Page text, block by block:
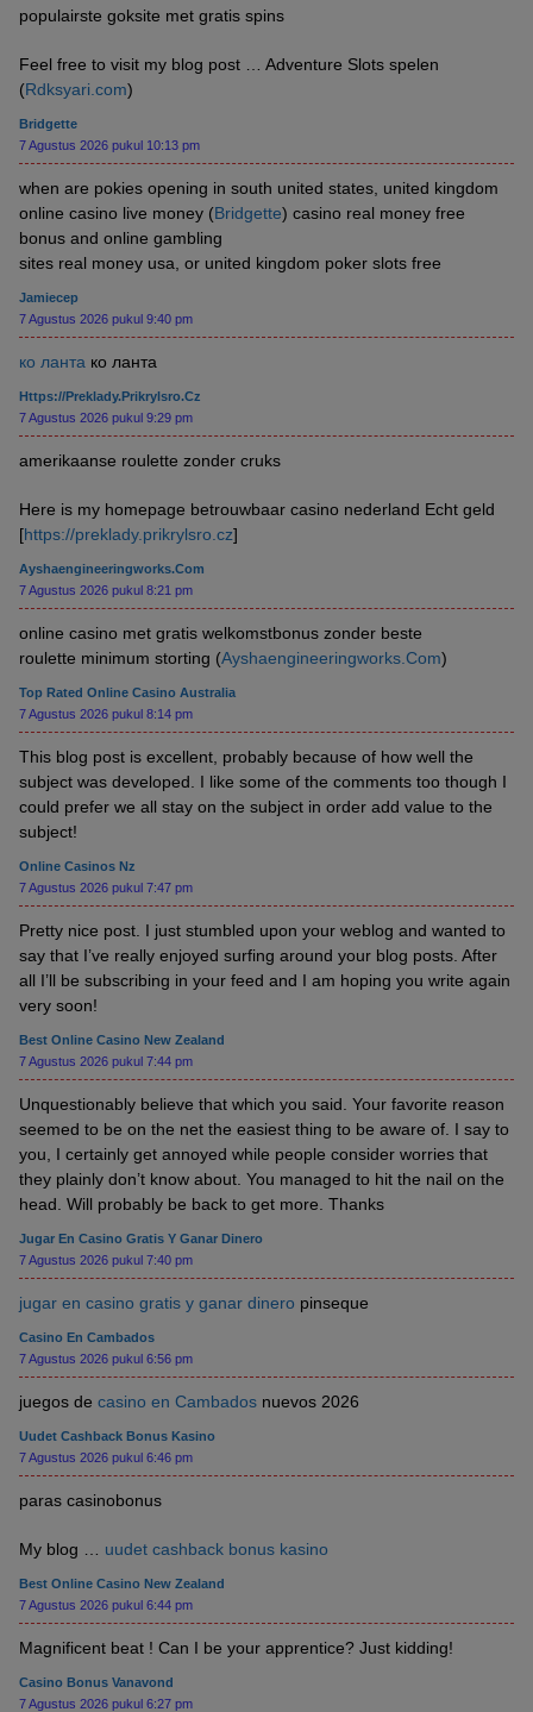
populairste goksite met gratis spins
Feel free to visit my blog post … Adventure Slots spelen
(Rdksyari.com)
Bridgette
7 Agustus 2026 pukul 10:13 pm
when are pokies opening in south united states, united kingdom
online casino live money (Bridgette) casino real money free
bonus and online gambling
sites real money usa, or united kingdom poker slots free
Jamiecep
7 Agustus 2026 pukul 9:40 pm
ко ланта ко ланта
Https://preklady.prikrylsro.cz
7 Agustus 2026 pukul 9:29 pm
amerikaanse roulette zonder cruks
Here is my homepage betrouwbaar casino nederland Echt geld
[https://preklady.prikrylsro.cz]
Ayshaengineeringworks.Com
7 Agustus 2026 pukul 8:21 pm
online casino met gratis welkomstbonus zonder beste
roulette minimum storting (Ayshaengineeringworks.Com)
Top Rated Online Casino Australia
7 Agustus 2026 pukul 8:14 pm
This blog post is excellent, probably because of how well the
subject was developed. I like some of the comments too though I
could prefer we all stay on the subject in order add value to the
subject!
Online Casinos Nz
7 Agustus 2026 pukul 7:47 pm
Pretty nice post. I just stumbled upon your weblog and wanted to
say that I’ve really enjoyed surfing around your blog posts. After
all I’ll be subscribing in your feed and I am hoping you write again
very soon!
Best Online Casino New Zealand
7 Agustus 2026 pukul 7:44 pm
Unquestionably believe that which you said. Your favorite reason
seemed to be on the net the easiest thing to be aware of. I say to
you, I certainly get annoyed while people consider worries that
they plainly don’t know about. You managed to hit the nail on the
head. Will probably be back to get more. Thanks
Jugar En Casino Gratis Y Ganar Dinero
7 Agustus 2026 pukul 7:40 pm
jugar en casino gratis y ganar dinero pinseque
Casino En Cambados
7 Agustus 2026 pukul 6:56 pm
juegos de casino en Cambados nuevos 2026
Uudet Cashback Bonus Kasino
7 Agustus 2026 pukul 6:46 pm
paras casinobonus
My blog … uudet cashback bonus kasino
Best Online Casino New Zealand
7 Agustus 2026 pukul 6:44 pm
Magnificent beat ! Can I be your apprentice? Just kidding!
Casino Bonus Vanavond
7 Agustus 2026 pukul 6:27 pm